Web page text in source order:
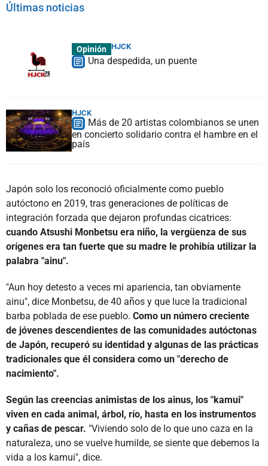
Últimas noticias
Opinión HJCK
Una despedida, un puente
HJCK
Más de 20 artistas colombianos se unen
en concierto solidario contra el hambre en el
país
Japón solo los reconoció oficialmente como pueblo
autóctono en 2019, tras generaciones de políticas de
integración forzada que dejaron profundas cicatrices:
cuando Atsushi Monbetsu era niño, la vergüenza de sus
orígenes era tan fuerte que su madre le prohibía utilizar la
palabra "ainu".
"Aun hoy detesto a veces mi apariencia, tan obviamente
ainu", dice Monbetsu, de 40 años y que luce la tradicional
barba poblada de ese pueblo. Como un número creciente
de jóvenes descendientes de las comunidades autóctonas
de Japón, recuperó su identidad y algunas de las prácticas
tradicionales que él considera como un "derecho de
nacimiento".
Según las creencias animistas de los ainus, los "kamui"
viven en cada animal, árbol, río, hasta en los instrumentos
y cañas de pescar. "Viviendo solo de lo que uno caza en la
naturaleza, uno se vuelve humilde, se siente que debemos la
vida a los kamui", dice.